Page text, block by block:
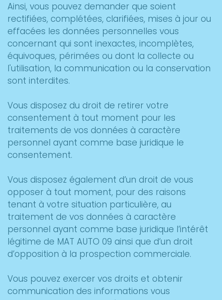
Ainsi, vous pouvez demander que soient
rectifiées, complétées, clarifiées, mises à jour ou
effacées les données personnelles vous
concernant qui sont inexactes, incomplètes,
équivoques, périmées ou dont la collecte ou
l'utilisation, la communication ou la conservation
sont interdites.
Vous disposez du droit de retirer votre
consentement à tout moment pour les
traitements de vos données à caractère
personnel ayant comme base juridique le
consentement.
Vous disposez également d’un droit de vous
opposer à tout moment, pour des raisons
tenant à votre situation particulière, au
traitement de vos données à caractère
personnel ayant comme base juridique l’intérêt
légitime de MAT AUTO 09 ainsi que d’un droit
d’opposition à la prospection commerciale.
Vous pouvez exercer vos droits et obtenir
communication des informations vous